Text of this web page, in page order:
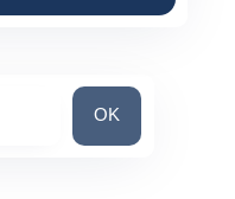
Pesquisar um
OK